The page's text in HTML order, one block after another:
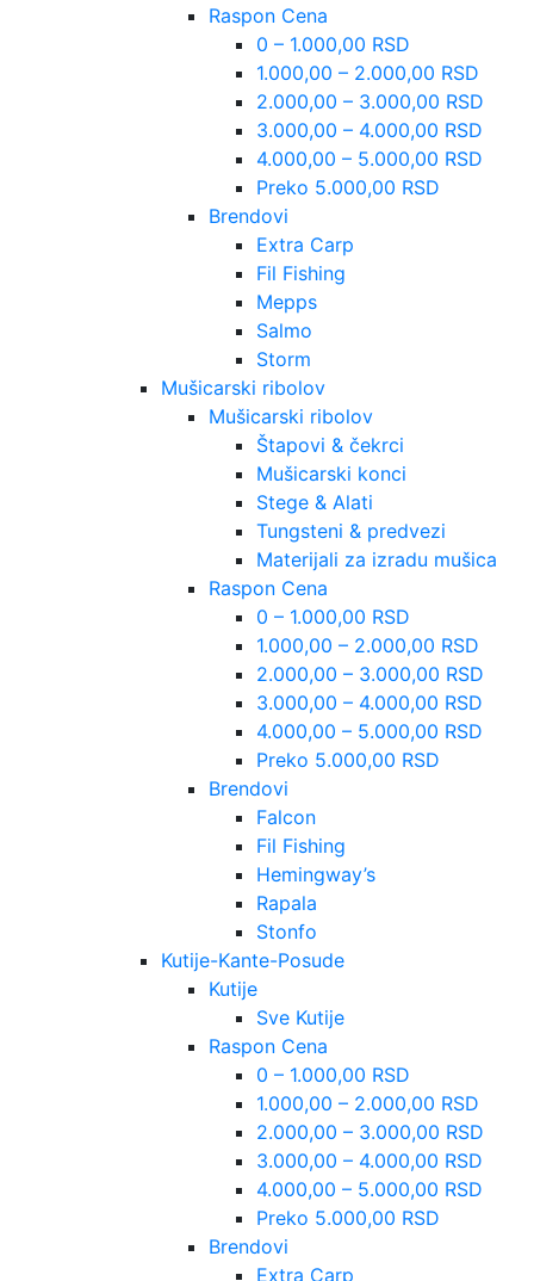
Raspon Cena
0 – 1.000,00 RSD
1.000,00 – 2.000,00 RSD
2.000,00 – 3.000,00 RSD
3.000,00 – 4.000,00 RSD
4.000,00 – 5.000,00 RSD
Preko 5.000,00 RSD
Brendovi
Extra Carp
Fil Fishing
Mepps
Salmo
Storm
Mušicarski ribolov
Mušicarski ribolov
Štapovi & čekrci
Mušicarski konci
Stege & Alati
Tungsteni & predvezi
Materijali za izradu mušica
Raspon Cena
0 – 1.000,00 RSD
1.000,00 – 2.000,00 RSD
2.000,00 – 3.000,00 RSD
3.000,00 – 4.000,00 RSD
4.000,00 – 5.000,00 RSD
Preko 5.000,00 RSD
Brendovi
Falcon
Fil Fishing
Hemingway’s
Rapala
Stonfo
Kutije-Kante-Posude
Kutije
Sve Kutije
Raspon Cena
0 – 1.000,00 RSD
1.000,00 – 2.000,00 RSD
2.000,00 – 3.000,00 RSD
3.000,00 – 4.000,00 RSD
4.000,00 – 5.000,00 RSD
Preko 5.000,00 RSD
Brendovi
Extra Carp